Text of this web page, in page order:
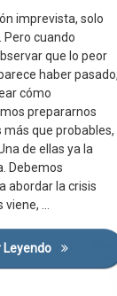
Crecimiento
Y Respuesta
2 Y El Sistema
imprevista, solo
Pero cuando
que lo peor
haber pasado,
cómo
prepararnos
más que probables,
de ellas ya la
Debemos
abordar la crisis
…
Leyendo El